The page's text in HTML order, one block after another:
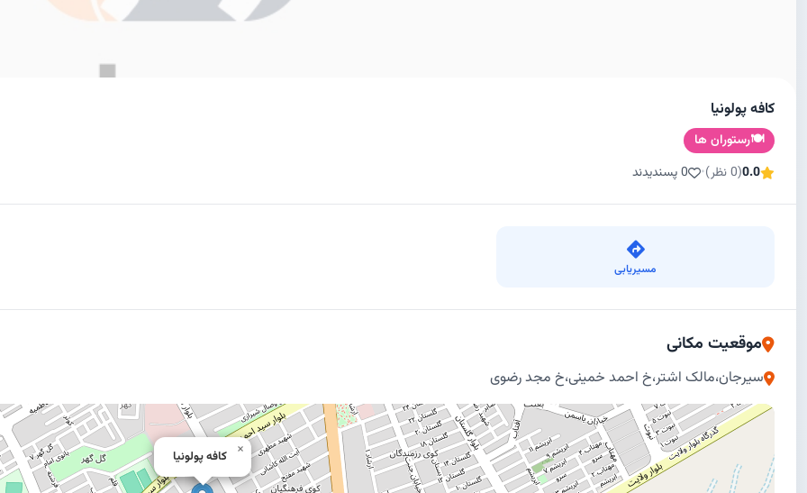
كافه پولونيا
🍽️رستوران ها
0.0(0 نظر) • 0 پسندیدند
مسیریابی
موقعیت مکانی
سیرجان،مالک اشتر،خ احمد خمینی،خ مجد رضوی
كافه پولونيا ×